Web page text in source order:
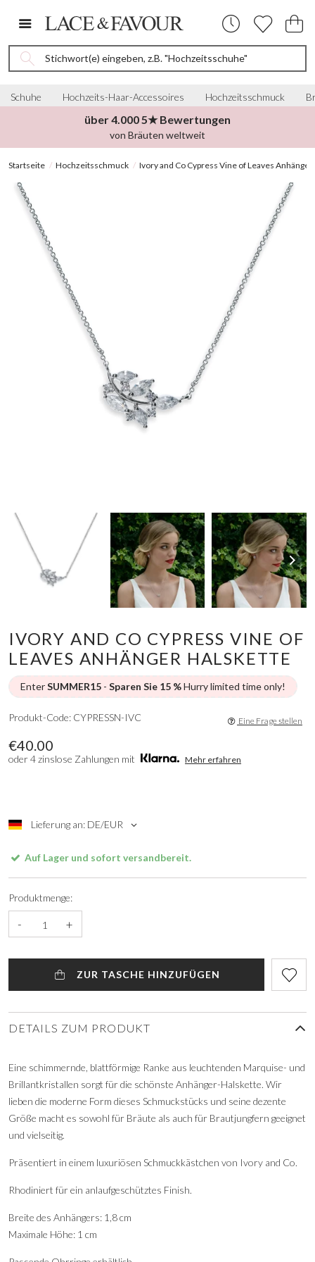
Stichwort(e) eingeben, z.B. "Hochzeitsschuhe"
Schuhe Hochzeits-Haar-Accessoires Hochzeitsschmuck
über 4.000 5★ Bewertungen
von Bräuten weltweit
Startseite Hochzeitsschmuck Ivory and Co Cypress Vine of Leaves
IVORY AND CO CYPRESS VINE OF
LEAVES ANHÄNGER HALSKETTE
EnterSUMMER15 - Sparen Sie 15 %Hurry limited time only!
€40.00
oder 4 zinslose Zahlungen mit Mehr erfahren
Lieferung an: DE/EUR
Produkt-Code: CYPRESSN-IVC Eine Frage stellen
Auf Lager und sofort versandbereit.
Produktmenge:
- +
ZUR TASCHE HINZUFÜGEN
DETAILS ZUM PRODUKT
Eine schimmernde, blattförmige Ranke aus leuchtenden Marquise- und
Brillantkristallen sorgt für die schönste Anhänger-Halskette. Wir
lieben die moderne Form dieses Schmuckstücks und seine dezente
Größe macht es sowohl für Bräute als auch für Brautjungfern geeignet
und vielseitig.
Präsentiert in einem luxuriösen Schmuckkästchen von Ivory and Co.
Rhodiniert für ein anlaufgeschütztes Finish.
Breite des Anhängers: 1,8 cm
Maximale Höhe: 1 cm